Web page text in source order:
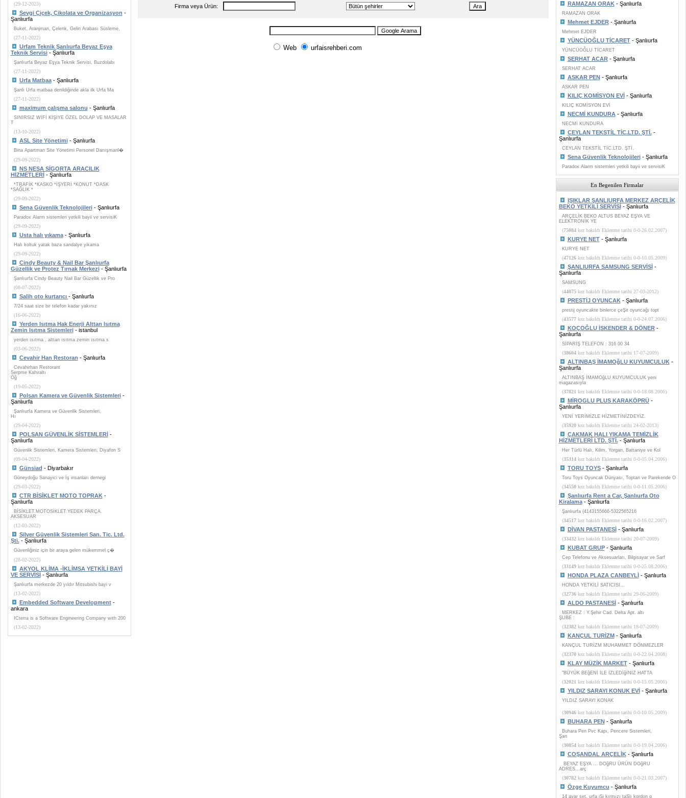
(29-12-2023)
Sevgi Çiçek, Çikolata ve Organizasyon -
Şanlıurfa
Buket, Aranjman, Çelenk, Gelin Arabası Süsleme,
(27-11-2022)
Urfam Teknik Şanlıurfa Beyaz Eşya
Teknik Servisi- Şanlıurfa
Şanlıurfa Beyaz Eşya Teknik Servisi, Buzdolabı
(27-11-2022)
Urfa Matbaa- Şanlıurfa
Şanlı Urfa matbaa denildiğinde akla ilk Urfa Ma
(27-11-2022)
maximum çalışma salonu - Şanlıurfa
SINIRSIZ WİFİ KİŞİYE ÖZEL DOLAP VE MASALAR
T
(13-10-2022)
ASL Site Yönetimi- Şanlıurfa
Bina Apartman Site Yönetimi Personel Danışmanl�
(29-09-2022)
NS NESA SİGORTA ARACILIK
HİZMETLERİ- Şanlıurfa
*TRAFİK *KASKO *İŞYERİ *KONUT *DASK
*SAĞLIK *
(29-09-2022)
Sena Güvenlik Teknolojileri- Şanlıurfa
Paradox Alarm sistemleri yetkili bayii ve servisiK
(29-09-2022)
Usta halı yıkama- Şanlıurfa
Halı koltuk yatak baza sandalye yikama
(29-09-2022)
Cindy Beauty & Nail Bar Şanlıurfa
Güzellik ve Protez Tırnak Merkezi- Şanlıurfa
Şanlıurfa Cindy Beauty Nail Bar Güzellik ve Pro
(08-07-2022)
Salih oto kurtarıcı - Şanlıurfa
7/24 saat size bir telefon kadar yakınız
(16-06-2022)
Yerden Isıtma Hak Enerji Alttan Isıtma
Zemin Isıtma Sistemleri- istanbul
yerden ısıtma , alttan ısıtma zemin ısıtma s
(03-06-2022)
Cevahir Han Restoran - Şanlıurfa
Cevahirhan Restorant
Serpme Kahvaltı
Öğ
(19-05-2022)
Polsan Kamera ve Güvenlik Sistemleri-
Şanlıurfa
Şanlıurfa Kamera ve Güvenlik Sistemleri,
Hı
(29-04-2022)
POLSAN GÜVENLİK SİSTEMLERİ-
Şanlıurfa
Güvenlik Sistemleri, Kamera Sistemleri, Diyafon S
(09-04-2022)
Günsiad - Diyarbakır
Güneydoğu Sanayici ve İş insanları dernegi
(29-03-2022)
CTR BİSİKLET MOTO TOPRAK-
Şanlıurfa
BİSİKLET.MOTOSİKLET.YEDEK PARÇA.
AKSESUAR
(12-03-2022)
Silver Güvenlik Sistemleri San. Tic. Ltd.
Şti.- Şanlıurfa
Güvenliğiniz için bir araya gelen mükemmel ç�
(28-02-2022)
AKYOL KLİMA -İKLİMSA YETKİLİ BAYİ
VE SERVİSİ- Şanlıurfa
Şanlıurfa merkezde 20 yıldır Mitsubishi bayi v
(13-02-2022)
Embedded Software Development-
ankara
ICterra is a Software Engineering Company with 200
(13-02-2022)
Firma veya Ürün:
Web urfaisrehberi.com
RAMAZAN ORAK- Şanlıurfa
RAMAZAN ORAK
Mehmet EJDER- Şanlıurfa
Mehmet EJDER
YÜNCÜOĞLU TİCARET- Şanlıurfa
YÜNCÜOĞLU TİCARET
SERHAT ACAR- Şanlıurfa
SERHAT ACAR
ASKAR PEN- Şanlıurfa
ASKAR PEN
KILIÇ KOMİSYON EVİ- Şanlıurfa
KILIÇ KOMİSYON EVİ
NECMİ KUNDURA - Şanlıurfa
NECMİ KUNDURA
CEYLAN TEKSTİL TİC.LTD. ŞTİ.-
Şanlıurfa
CEYLAN TEKSTİL TİC.LTD. ŞTİ.
Sena Güvenlik Teknolojileri- Şanlıurfa
Paradox Alarm sistemleri yetkili bayii ve servisiK
En Begenilen Firmalar
IŞIKLAR ŞANLIURFA MERKEZ ARÇELİK
BEKO YETKİLİ SERVİSİ- Şanlıurfa
ARÇELİK BEKO ALTUS BEYAZ EŞYA VE
ELEKTRONİK YE
(75084kez bakıldı Eklenme tarihi 0-0-26.02.2007)
KURYE NET- Şanlıurfa
KURYE NET
(47126kez bakıldı Eklenme tarihi 0-0-10.05.2009)
ŞANLIURFA SAMSUNG SERVİSİ-
Şanlıurfa
SAMSUNG
(44075kez bakıldı Eklenme tarihi 27-03-2012)
PRESTİJ OYUNCAK- Şanlıurfa
prestij oyuncakte binlerce çeŞit oyuncağı topt
(43577kez bakıldı Eklenme tarihi 0-0-24.07.2006)
KOÇOĞLU İSKENDER & DÖNER-
Şanlıurfa
SİPARİŞ TELEFON : 316 00 34
(38604kez bakıldı Eklenme tarihi 17-07-2009)
ALTINBAŞ İMAMOğLU KUYUMCULUK-
Şanlıurfa
ALTINBAŞ İMAMOğLU KUYUMCULUK yeni
magazasıyla
(37821 kez bakıldı Eklenme tarihi 0-0-18.08.2006)
MİROGLU PLUS KARAKÖPRÜ-
Şanlıurfa
YENİ YERİMİZLE HİZMETİNİZDEYİZ.
(35920kez bakıldı Eklenme tarihi 24-02-2013)
ÇAKMAK HALI YIKAMA TEMİZLİK
HİZMETLERİ LTD. ŞTİ.- Şanlıurfa
Her Türlü Halı, Kilim, Yorgan, Battaniye ve Kol
(35314kez bakıldı Eklenme tarihi 0-0-05.04.2006)
TORU TOYS- Şanlıurfa
Toru Toys Oyuncak Dünyası, Toptan ve Parekende O
(34550kez bakıldı Eklenme tarihi 0-0-11.05.2006)
Şanlıurfa Rent a Car, Şanlıurfa Oto
Kiralama- Şanlıurfa
Şanlıurfa (4143155666-5322565216
(34517kez bakıldı Eklenme tarihi 0-0-16.02.2007)
DİVAN PASTANESİ- Şanlıurfa
(33432kez bakıldı Eklenme tarihi 20-07-2009)
KUBAT GRUP- Şanlıurfa
Cep Telefonu ve Aksesuarları, Bilgisayar ve Sarf
(33149kez bakıldı Eklenme tarihi 0-0-25.08.2006)
HONDA PLAZA CANBEYLİ- Şanlıurfa
HONDA YETKİLİ SATICISI...
(32736kez bakıldı Eklenme tarihi 29-06-2009)
ALDO PASTANESİ- Şanlıurfa
MERKEZ : Y.Şehir Cad. Delta Apt. altı
ŞUBE :
(32382kez bakıldı Eklenme tarihi 18-07-2009)
KANÇUL TURİZM- Şanlıurfa
KANÇUL TURİZM MUHAMMET DÖNMEZLER
(32370kez bakıldı Eklenme tarihi 0-0-22.04.2008)
KLAY MÜZİK MARKET- Şanlıurfa
"BÜYÜK BEğENİ İLE İZLEDİğİNİZ HATTA
(32021 kez bakıldı Eklenme tarihi 0-0-15.05.2006)
YILDIZ SARAYI KONUK EVİ- Şanlıurfa
YILDIZ SARAYI KONAK
(30946kez bakıldı Eklenme tarihi 0-0-10.05.2009)
BUHARA PEN- Şanlıurfa
Buhara Pen Pvc Kapı, Pencere Sistemleri,
Şan
(30854kez bakıldı Eklenme tarihi 0-0-19.04.2006)
COŞANDAL ARÇELİK- Şanlıurfa
BEYAZ EŞYA ... DOğRU ÜRÜN DOğRU
ADRES...arç
(30782kez bakıldı Eklenme tarihi 0-0-21.03.2007)
Özge Kuyumcu - Şanlıurfa
14 ayar set, urfa iŞi kırmızı taŞlı kordon g